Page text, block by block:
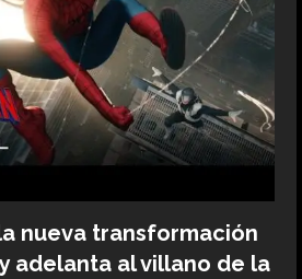
nueva transformación
adelanta al villano de la